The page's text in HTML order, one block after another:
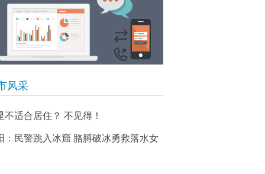
风采
不适合居住？ 不见得！
：民警跳入冰窟 胳膊破冰勇救落水女